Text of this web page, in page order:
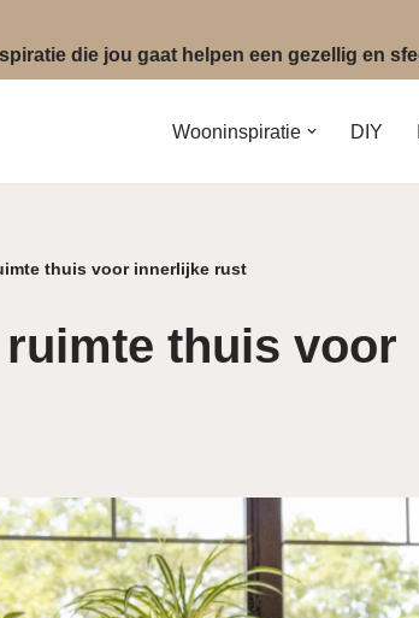
die jou gaat helpen een gezellig en
Wooninspiratie DIY
thuis voor innerlijke rust
thuis voor